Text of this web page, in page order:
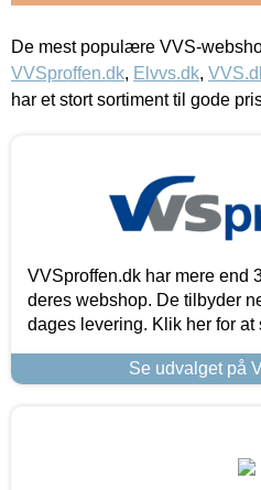
De mest populære VVS-
VVSproffen.dk, Elvvs.dk,
har et stort sortiment til gode
VVSproffen.dk har mere end
deres webshop. De tilbyder
dages levering. Klik her for at
Se udvalget på